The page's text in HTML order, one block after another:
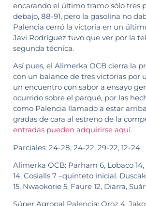
encarando el último tramo sólo tres
debajo, 88-91, pero la gasolina no
Palencia cerró la victoria en un
Javi Rodríguez tuvo que ver por la
segunda técnica.
Así pues, el Alimerka OCB cierra la
con un balance de tres victorias por
un encuentro con sabor a ensayo
ocurrido sobre el parqué, por las
como Palencia llamado a estar
gradas de cara al estreno de la
entradas pueden adquirirse aquí.
Parciales: 24-28, 24-22, 29-22, 12-24
Alimerka OCB: Parham 6, Lobaco 14,
14, Cosialls 7 –quinteto inicial.
15, Nwaokorie 5, Faure 12, Diarra,
Súper Agropal Palencia: Oroz 4,